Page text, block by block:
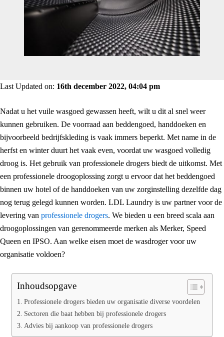
Last Updated on: 16th december 2022, 04:04 pm
Nadat u het vuile wasgoed gewassen heeft, wilt u dit al snel weer
kunnen gebruiken. De voorraad aan beddengoed, handdoeken en
bijvoorbeeld bedrijfskleding is vaak immers beperkt. Met name in de
herfst en winter duurt het vaak even, voordat uw wasgoed volledig
droog is. Het gebruik van professionele drogers biedt de uitkomst. Met
een professionele droogoplossing zorgt u ervoor dat het beddengoed
binnen uw hotel of de handdoeken van uw zorginstelling dezelfde dag
nog terug gelegd kunnen worden. LDL Laundry is uw partner voor de
levering van professionele drogers. We bieden u een breed scala aan
droogoplossingen van gerenommeerde merken als Merker, Speed
Queen en IPSO. Aan welke eisen moet de wasdroger voor uw
organisatie voldoen?
Inhoudsopgave
Professionele drogers bieden uw organisatie diverse voordelen
Sectoren die baat hebben bij professionele drogers
Advies bij aankoop van professionele drogers